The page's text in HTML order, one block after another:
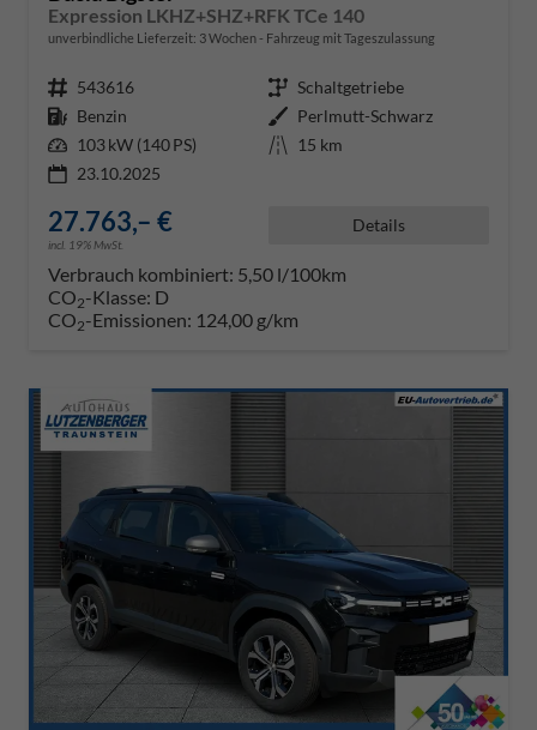
Expression LKHZ+SHZ+RFK TCe 140
unverbindliche Lieferzeit: 3 Wochen Fahrzeug mit Tageszulassung
Fahrzeugnr. 543616 Getriebe Schaltgetriebe
Kraftstoff Benzin Außenfarbe Perlmutt-Schwarz
Leistung 103 kW (140 PS) Kilometerstand 15 km
23.10.2025
27.763,– €
incl. 19% MwSt.
Details
Verbrauch kombiniert: 5,50 l/100km
CO2-Klasse: D
CO2-Emissionen: 124,00 g/km